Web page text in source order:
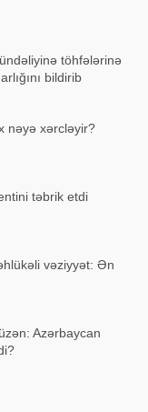
töhfələrinə
bildirib
nəyə xərcləyir?
təbrik etdi
vəziyyət: Ən
Azərbaycan